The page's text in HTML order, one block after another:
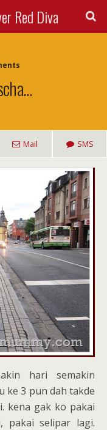
Red Diva
Mail SMS
hari semakin
ke 3 pun dah takde
kena gak ko pakai
pakai selipar lagi.